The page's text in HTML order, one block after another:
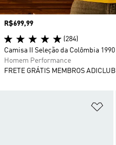
Preço
R$699,99
(284)
Camisa II Seleção da Colômbia 1990
Homem Performance
FRETE GRÁTIS MEMBROS ADICLUB